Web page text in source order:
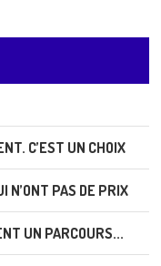
C’EST UN CHOIX
N’ONT PAS DE PRIX
UN PARCOURS...